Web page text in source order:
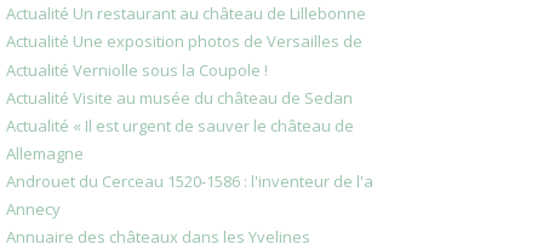
Actualité Un restaurant au château de Lillebonne
Actualité Une exposition photos de Versailles de
Actualité Verniolle sous la Coupole !
Actualité Visite au musée du château de Sedan
Actualité « Il est urgent de sauver le château de
Allemagne
Androuet du Cerceau 1520-1586 : l'inventeur de l'a
Annecy
Annuaire des châteaux dans les Yvelines